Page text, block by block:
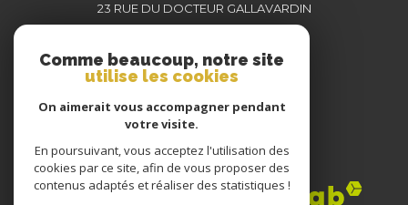
23 RUE DU DOCTEUR GALLAVARDIN
69800 SAINT-PRIEST
Adhérents
Comme beaucoup, notre site
utilise les cookies
On aimerait vous accompagner pendant
votre visite.
En poursuivant, vous acceptez l'utilisation des
cookies par ce site, afin de vous proposer des
contenus adaptés et réaliser des statistiques !